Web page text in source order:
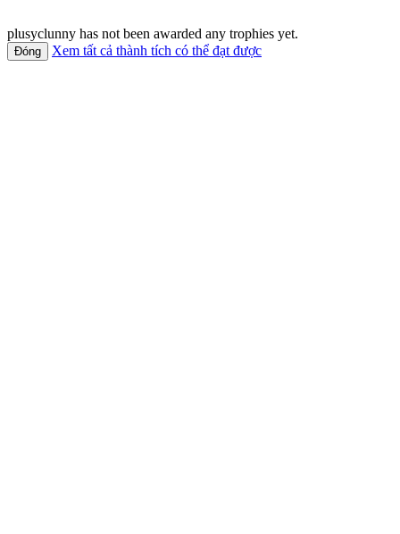
plusyclunny has not been awarded any trophies yet.
Xem tất cả thành tích có thể đạt được